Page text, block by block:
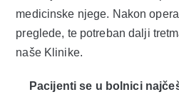
medicinske njege. Nakon
preglede, te potreban dalji
naše Klinike.
Pacijenti se u bolnici